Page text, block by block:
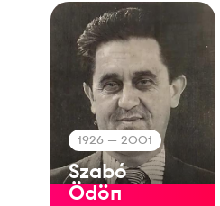
1926 — 2001
Szabó
Ödön